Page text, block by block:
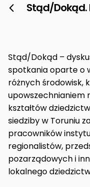
 Stąd/Dokąd.
Stąd/Dokąd –
spotkania oparte o
różnych środowisk,
upowszechnianiem
kształtów
siedziby w Toruniu
pracowników
regionalistów,
pozarządowych i
lokalnego